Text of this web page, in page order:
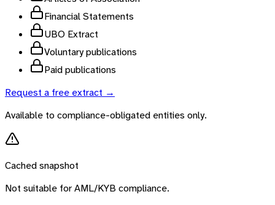
Financial Statements
UBO Extract
Voluntary publications
Paid publications
Request a free extract →
Available to compliance-obligated entities only.
Cached snapshot
Not suitable for AML/KYB compliance.